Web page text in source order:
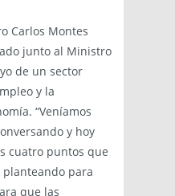
Carlos Montes
junto al Ministro
de un sector
y la
“Veníamos
y hoy
cuatro puntos que
para
que las